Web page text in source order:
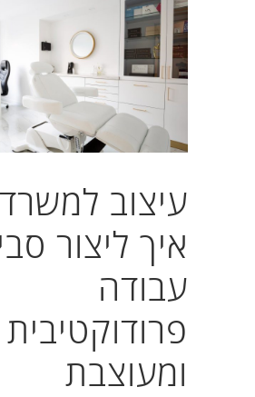
עיצוב
איך ליצור
עבודה
פרודוקטיבית
ומעוצבת